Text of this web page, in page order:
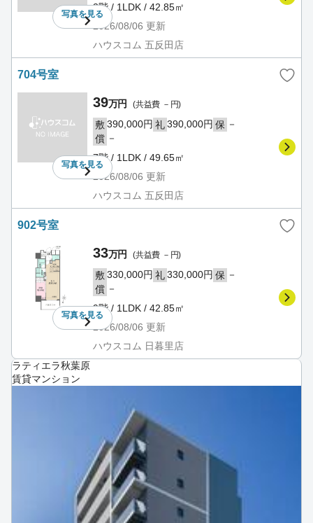
写真を見る
3階 / 1LDK / 42.85㎡
2026/08/06 更新
ハウスコム 五反田店
704号室
写真を見る
39万円 (共益費 －円)
敷390,000円 礼390,000円 保 －
償 －
7階 / 1LDK / 49.65㎡
2026/08/06 更新
ハウスコム 五反田店
902号室
写真を見る
33万円 (共益費 －円)
敷330,000円 礼330,000円 保 －
償 －
9階 / 1LDK / 42.85㎡
2026/08/06 更新
ハウスコム 日暮里店
ラティエラ秋葉原
賃貸マンション